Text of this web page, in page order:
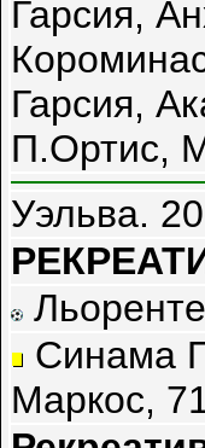
Гарсия,
Гарсия,
П.Ортис,
Уэльва.
Синама
Маркос,